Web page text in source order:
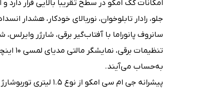
امکانات گک امکو در سطح تقریباً بالایی قرار دارد
جلو، رادار تابلوخوان، نوربالای خودکار، هشدار
سانروف پانوراما با آفتاب‌گیر برقی، شارژر
به‌حساب می‌آیند.